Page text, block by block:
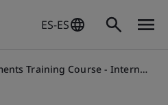
ES-ES
Training Course - International